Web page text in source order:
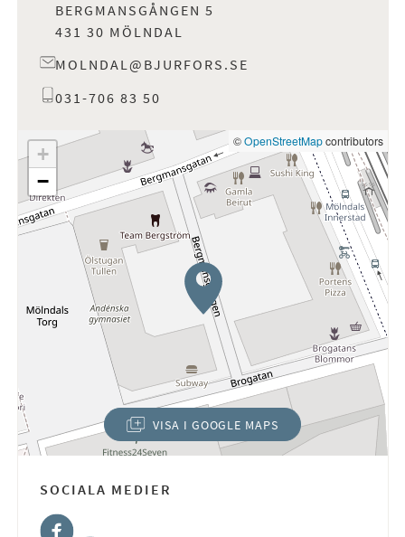
BERGMANSGÅNGEN 5
431 30 MÖLNDAL
MOLNDAL@BJURFORS.SE
031-706 83 50
+
−
©OpenStreetMapcontributors
VISA I GOOGLE MAPS
(ÖPPNAS I NYTT FÖNSTER)
SOCIALA MEDIER